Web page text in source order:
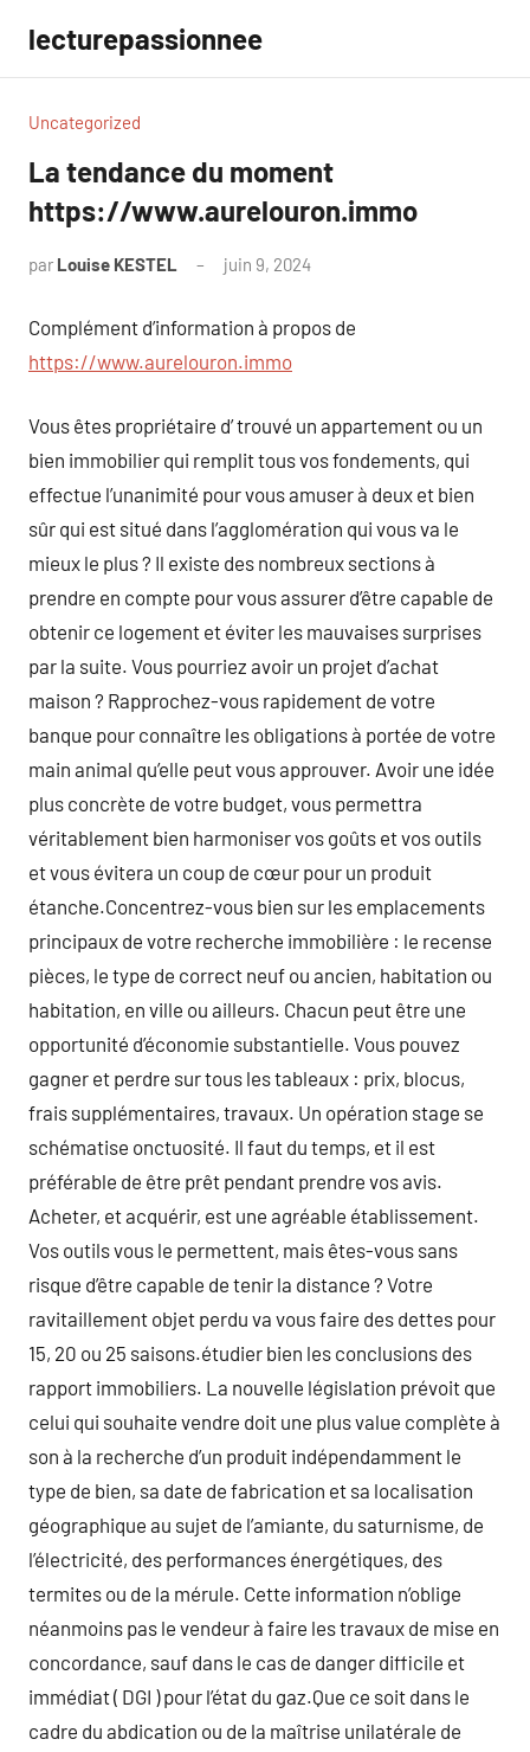
contenu
lecturepassionnee
Uncategorized
La tendance du moment
https://www.aurelouron.immo
par Louise KESTEL juin 9, 2024
Complément d’information à propos de
https://www.aurelouron.immo
Vous êtes propriétaire d’ trouvé un appartement ou un
bien immobilier qui remplit tous vos fondements, qui
effectue l’unanimité pour vous amuser à deux et bien
sûr qui est situé dans l’agglomération qui vous va le
mieux le plus ? Il existe des nombreux sections à
prendre en compte pour vous assurer d’être capable de
obtenir ce logement et éviter les mauvaises surprises
par la suite. Vous pourriez avoir un projet d’achat
maison ? Rapprochez-vous rapidement de votre
banque pour connaître les obligations à portée de votre
main animal qu’elle peut vous approuver. Avoir une idée
plus concrète de votre budget, vous permettra
véritablement bien harmoniser vos goûts et vos outils
et vous évitera un coup de cœur pour un produit
étanche.Concentrez-vous bien sur les emplacements
principaux de votre recherche immobilière : le recense
pièces, le type de correct neuf ou ancien, habitation ou
habitation, en ville ou ailleurs. Chacun peut être une
opportunité d’économie substantielle. Vous pouvez
gagner et perdre sur tous les tableaux : prix, blocus,
frais supplémentaires, travaux. Un opération stage se
schématise onctuosité. Il faut du temps, et il est
préférable de être prêt pendant prendre vos avis.
Acheter, et acquérir, est une agréable établissement.
Vos outils vous le permettent, mais êtes-vous sans
risque d’être capable de tenir la distance ? Votre
ravitaillement objet perdu va vous faire des dettes pour
15, 20 ou 25 saisons.étudier bien les conclusions des
rapport immobiliers. La nouvelle législation prévoit que
celui qui souhaite vendre doit une plus value complète à
son à la recherche d’un produit indépendamment le
type de bien, sa date de fabrication et sa localisation
géographique au sujet de l’amiante, du saturnisme, de
l’électricité, des performances énergétiques, des
termites ou de la mérule. Cette information n’oblige
néanmoins pas le vendeur à faire les travaux de mise en
concordance, sauf dans le cas de danger difficile et
immédiat ( DGI ) pour l’état du gaz.Que ce soit dans le
cadre du abdication ou de la maîtrise unilatérale de